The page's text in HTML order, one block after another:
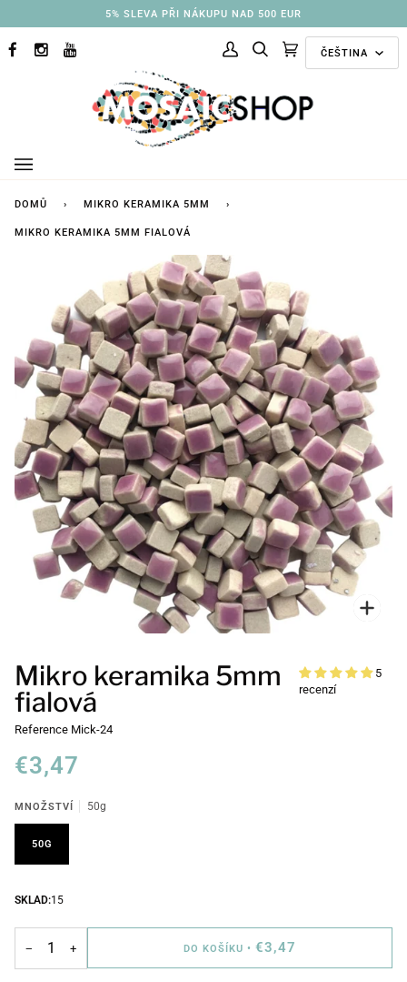
na
obsah
3% SLEVA PŘI NÁKUPU NAD 250 EUR
FACEBOOKINSTAGRAM
YOUTUBE
Můj
HledatDoporučenéJazyk
ČEŠTINA
DOMŮ › MIKRO KERAMIKA 5MM ›
MIKRO KERAMIKA 5MM FIALOVÁ
Mikro keramika 5mm
fialová
5
recenzí
Reference Mick-24
€3,47
MNOŽSTVÍ 50g
50G
SKLAD:15
− + DO KOŠÍKU• €3,47